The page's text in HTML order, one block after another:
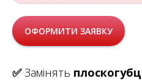
ОФОРМИТИ ЗАЯВКУ
✅Замінять